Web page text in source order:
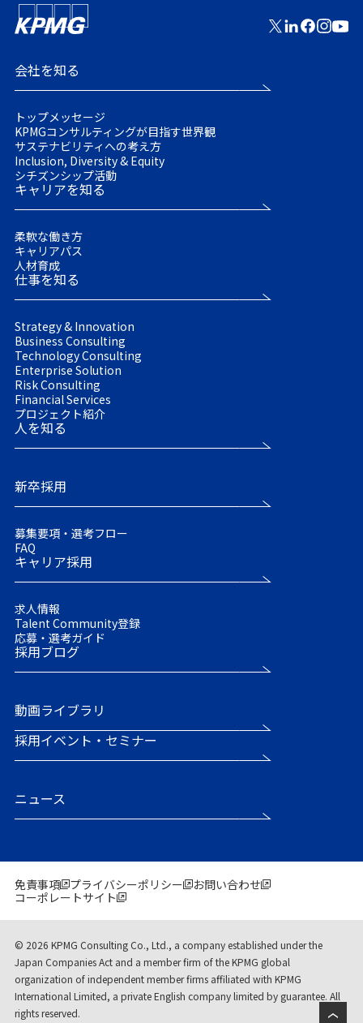
会社を知る
トップメッセージ
KPMGコンサルティングが目指す世界観
サステナビリティへの考え方
Inclusion, Diversity & Equity
シチズンシップ活動
キャリアを知る
柔軟な働き方
キャリアパス
人材育成
仕事を知る
Strategy & Innovation
Business Consulting
Technology Consulting
Enterprise Solution
Risk Consulting
Financial Services
プロジェクト紹介
人を知る
新卒採用
募集要項・選考フロー
FAQ
キャリア採用
求人情報
Talent Community登録
応募・選考ガイド
採用ブログ
動画ライブラリ
採用イベント・セミナー
ニュース
免責事項 プライバシーポリシー
お問い合わせ
コーポレートサイト
© 2026 KPMG Consulting Co., Ltd., a company established under the
Japan Companies Act and a member firm of the KPMG global
organization of independent member firms affiliated with KPMG
International Limited, a private English company limited by guarantee. All
rights reserved.